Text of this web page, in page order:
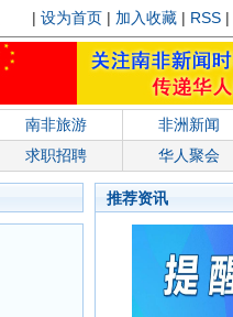
| 设为首页 | 加入收藏 | RSS |
南非旅游 非洲新闻
求职招聘 华人聚会
推荐资讯